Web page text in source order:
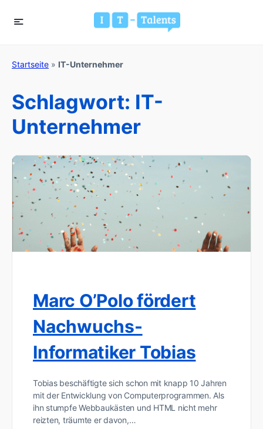
Startseite » IT-Unternehmer
Schlagwort: IT-
Unternehmer
Marc O’Polo fördert
Nachwuchs-
Informatiker Tobias
Tobias beschäftigte sich schon mit knapp 10 Jahren
mit der Entwicklung von Computerprogrammen. Als
ihn stumpfe Webbaukästen und HTML nicht mehr
reizten, träumte er davon,…